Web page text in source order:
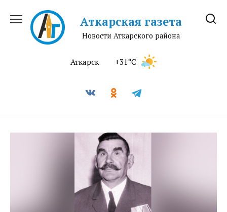
содержанию
Аткарская газета
Новости Аткарского района
Аткарск +31°C